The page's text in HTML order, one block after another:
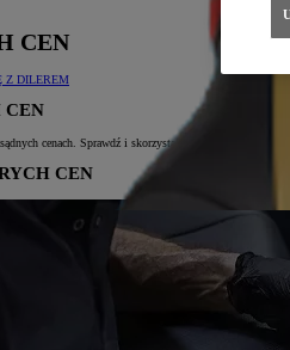
CEN
Z DILEREM
CEN
cenach. Sprawdź i skorzystaj z usług dla
CEN